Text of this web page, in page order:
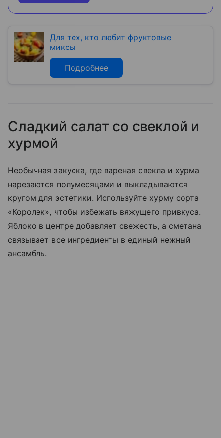
Для тех, кто любит фруктовые
миксы
Подробнее
Сладкий салат со свеклой и
хурмой
Необычная закуска, где вареная свекла и хурма
нарезаются полумесяцами и выкладываются
кругом для эстетики. Используйте хурму сорта
«Королек», чтобы избежать вяжущего привкуса.
Яблоко в центре добавляет свежесть, а сметана
связывает все ингредиенты в единый нежный
ансамбль.